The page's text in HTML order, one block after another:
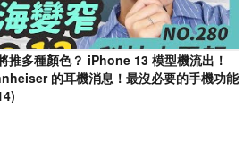
多種顏色？ iPhone 13 模型機流出！
的耳機消息！最沒必要的手機功能